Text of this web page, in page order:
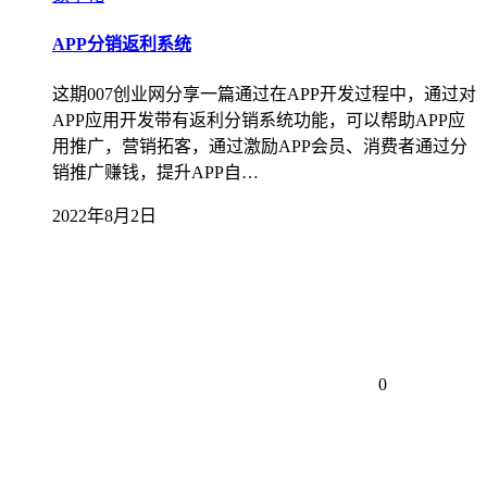
APP分销返利系统
这期007创业网分享一篇通过在APP开发过程中，通过对
APP应用开发带有返利分销系统功能，可以帮助APP应
用推广，营销拓客，通过激励APP会员、消费者通过分
销推广赚钱，提升APP自…
2022年8月2日
0